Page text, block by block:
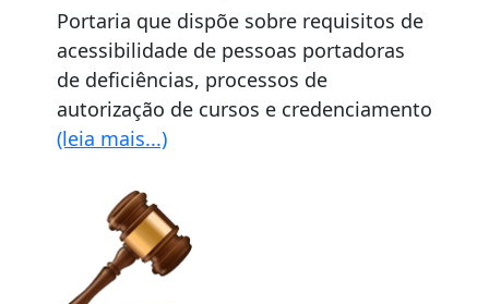
Portaria que dispõe sobre requisitos de
acessibilidade de pessoas portadoras
de deficiências, processos de
autorização de cursos e credenciamento
(leia mais...)